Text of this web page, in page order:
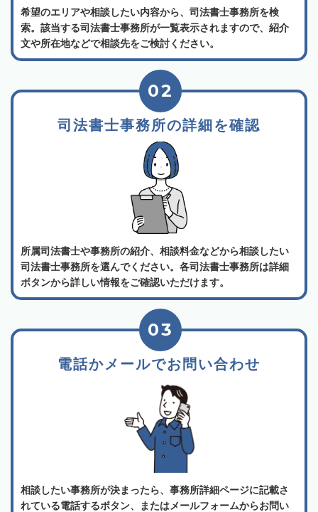
希望のエリアや相談したい内容から、司法書士事務所を検
索。該当する司法書士事務所が一覧表示されますので、紹介
文や所在地などで相談先をご検討ください。
司法書士事務所の詳細を確認
02
所属司法書士や事務所の紹介、相談料金などから相談したい
司法書士事務所を選んでください。各司法書士事務所は詳細
ボタンから詳しい情報をご確認いただけます。
電話かメールでお問い合わせ
03
相談したい事務所が決まったら、事務所詳細ページに記載さ
れている電話するボタン、またはメールフォームからお問い